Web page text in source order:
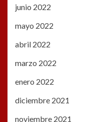
junio 2022
mayo 2022
abril 2022
marzo 2022
enero 2022
diciembre 2021
noviembre 2021